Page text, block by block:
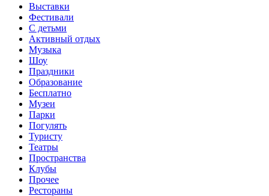
Выставки
Фестивали
С детьми
Активный отдых
Музыка
Шоу
Праздники
Образование
Бесплатно
Музеи
Парки
Погулять
Туристу
Театры
Пространства
Клубы
Прочее
Рестораны